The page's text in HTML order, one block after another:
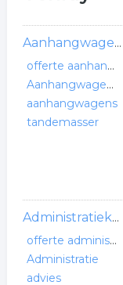
Aanhangwagen bedrijf
offerte aanhangwagen bedrijf
Aanhangwagen verkoop
aanhangwagens
tandemasser
Administratiekantoor
offerte administratiekantoor
Administratie
advies